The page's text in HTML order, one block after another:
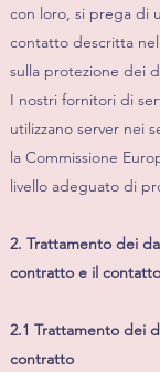
con loro, si prega di
contatto descritta
sulla protezione dei
I nostri fornitori di
utilizzano server nei
la Commissione
livello adeguato di
2. Trattamento dei
contratto e il contatto
2.1 Trattamento dei
contratto